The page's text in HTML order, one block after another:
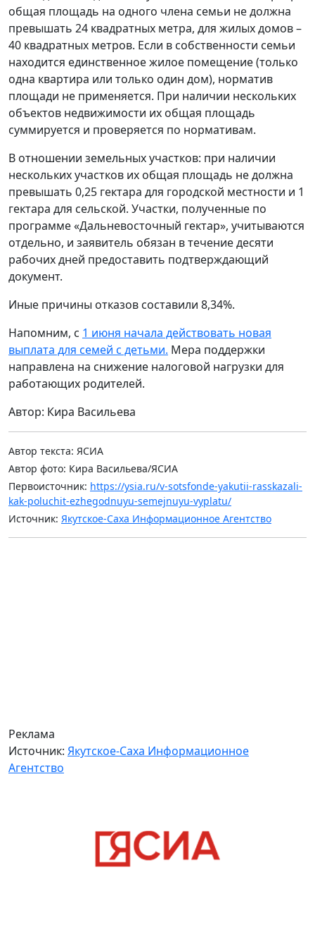
общая площадь на одного члена семьи не должна
превышать 24 квадратных метра, для жилых домов –
40 квадратных метров. Если в собственности семьи
находится единственное жилое помещение (только
одна квартира или только один дом), норматив
площади не применяется. При наличии нескольких
объектов недвижимости их общая площадь
суммируется и проверяется по нормативам.
В отношении земельных участков: при наличии
нескольких участков их общая площадь не должна
превышать 0,25 гектара для городской местности и 1
гектара для сельской. Участки, полученные по
программе «Дальневосточный гектар», учитываются
отдельно, и заявитель обязан в течение десяти
рабочих дней предоставить подтверждающий
документ.
Иные причины отказов составили 8,34%.
Напомним, с 1 июня начала действовать новая
выплата для семей с детьми. Мера поддержки
направлена на снижение налоговой нагрузки для
работающих родителей.
Автор: Кира Васильева
Автор текста: ЯСИА
Автор фото: Кира Васильева/ЯСИА
Первоисточник: https://ysia.ru/v-sotsfonde-yakutii-rasskazali-
kak-poluchit-ezhegodnuyu-semejnuyu-vyplatu/
Источник: Якутское-Саха Информационное Агентство
Реклама
Источник: Якутское-Саха Информационное
Агентство